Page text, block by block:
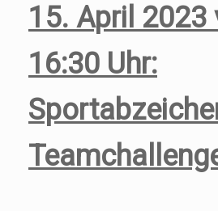
15. April 2023
16:30 Uhr: